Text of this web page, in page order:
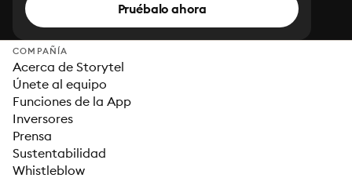
Pruébalo ahora
COMPAÑÍA
Acerca de Storytel
Únete al equipo
Funciones de la App
Inversores
Prensa
Sustentabilidad
Whistleblow